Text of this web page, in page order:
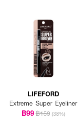
LIFEFORD
Extreme Super Eyeliner
฿99฿159 (38%)